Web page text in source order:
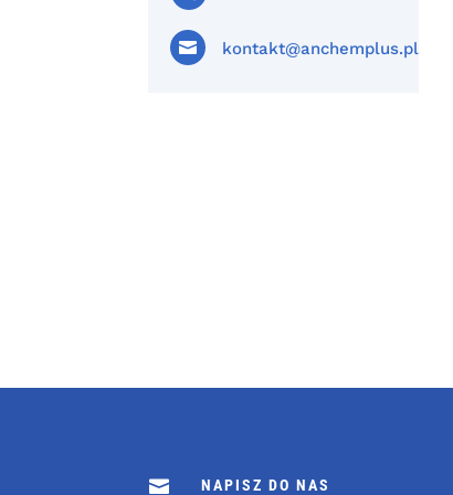
 kontakt@anchemplus.pl
 NAPISZ DO NAS